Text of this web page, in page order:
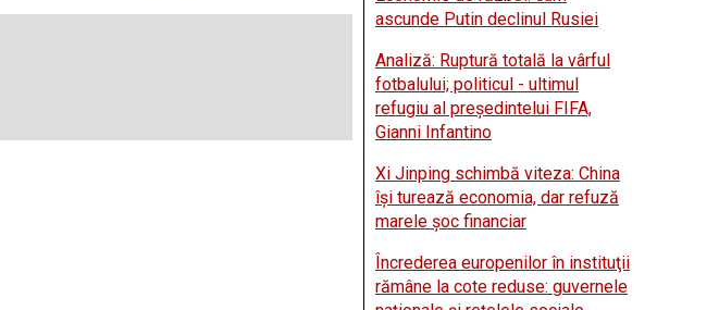
ascunde Putin declinul Rusiei
Analiză: Ruptură totală la vârful
fotbalului; politicul - ultimul
refugiu al preşedintelui FIFA,
Gianni Infantino
Xi Jinping schimbă viteza: China
îşi turează economia, dar refuză
marele şoc financiar
Încrederea europenilor în instituţii
rămâne la cote reduse: guvernele